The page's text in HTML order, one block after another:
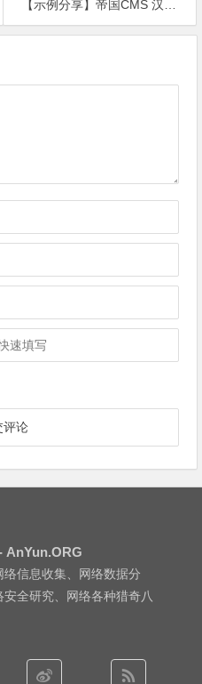
【示例分享】帝国CMS 汉字转拼音接口_示例_帝国万能api接口插件使用手册
AnYun.ORG
络信息收集、网络数据分
安全研究、网络各种猎奇八